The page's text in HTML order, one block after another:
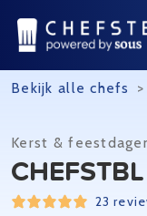
Bekijk alle chefs >
Kerst &
23